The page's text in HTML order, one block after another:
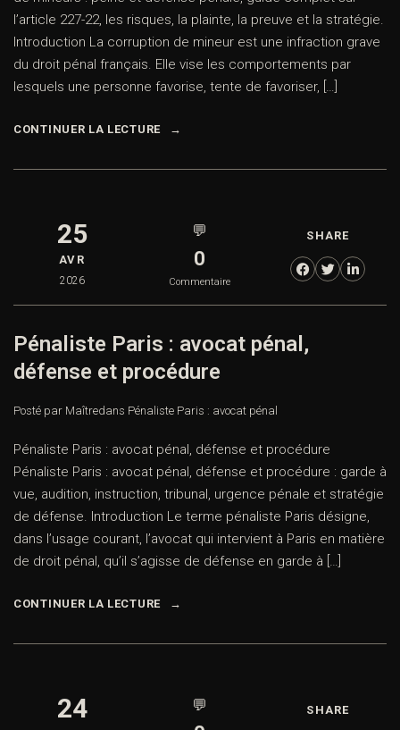
l’article 227-22, les risques, la plainte, la preuve et la stratégie.
Introduction La corruption de mineur est une infraction grave
du droit pénal français. Elle vise les comportements par
lesquels une personne favorise, tente de favoriser, […]
CONTINUER LA LECTURE
25
AVR
2026
💬
0
Commentaire
SHARE
Pénaliste Paris : avocat pénal,
défense et procédure
Posté par Maîtredans Pénaliste Paris : avocat pénal
Pénaliste Paris : avocat pénal, défense et procédure
Pénaliste Paris : avocat pénal, défense et procédure : garde à
vue, audition, instruction, tribunal, urgence pénale et stratégie
de défense. Introduction Le terme pénaliste Paris désigne,
dans l’usage courant, l’avocat qui intervient à Paris en matière
de droit pénal, qu’il s’agisse de défense en garde à […]
CONTINUER LA LECTURE
24 💬 SHARE